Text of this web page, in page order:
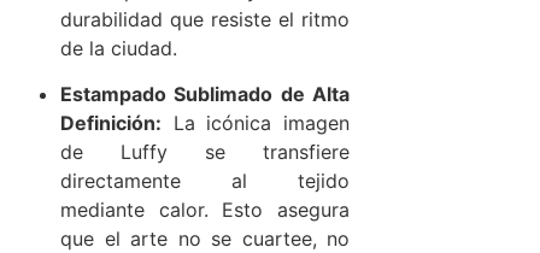
durabilidad que resiste el ritmo
de la ciudad.
Estampado Sublimado de Alta
Definición: La icónica imagen
de Luffy se transfiere
directamente al tejido
mediante calor. Esto asegura
que el arte no se cuartee, no